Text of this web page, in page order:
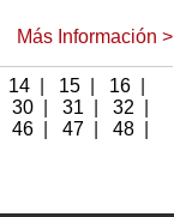
Más Información >
14 15 16
30 31 32
46 47 48